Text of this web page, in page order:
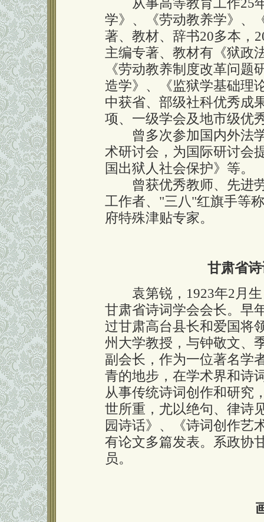
从事高等教育工作25年
学》、《劳动教养学》、
著、教材、辞书20多本，
主编专著、教材有《狱政
《劳动教养制度改革问
造学》、《监狱学基础理
中获省、部级社科优秀成
项、一级学会及地市级优
曾多次参加国内外法学
术研讨会，为国际研讨会
国出狱人社会保护》等。
曾获优秀教师、先进劳
工作者、"三八"红旗手等
府特殊津贴专家。
甘肃省
袁第锐，1923年2月生
甘肃省诗词学会会长。早
过甘肃高台县长和爱国将
州大学教授，与钟敬文、
副会长，作为一位著名学
青的地步，在学术界和诗
从事传统诗词创作和研究
世所重，尤以绝句、律诗
园诗话》、《诗词创作艺
有论文多篇发表。系政协
员。